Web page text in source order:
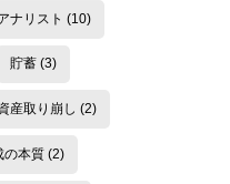
ナリスト (10)
貯蓄(3)
産取り崩し (2)
の本質(2)